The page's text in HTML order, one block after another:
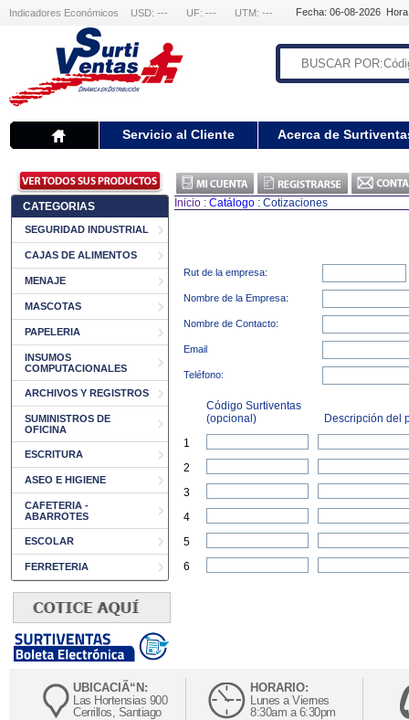
Indicadores Económicos USD: --- UF: --- UTM: --- Fecha: 06-08-2026
Servicio al Cliente Acerca de
CATEGORIAS
SEGURIDAD INDUSTRIAL
CAJAS DE ALIMENTOS
MENAJE
MASCOTAS
PAPELERIA
INSUMOS
COMPUTACIONALES
ARCHIVOS Y REGISTROS
SUMINISTROS DE
OFICINA
ESCRITURA
ASEO E HIGIENE
CAFETERIA -
ABARROTES
ESCOLAR
FERRETERIA
Inicio : Catálogo : Cotizaciones
Rut de la empresa:
Nombre de la Empresa:
Nombre de Contacto:
Email
Teléfono:
Código Surtiventas
(opcional)
Descripción del
1
2
3
4
5
6
UBICACIÃ“N:
Las Hortensias 900
Cerrillos, Santiago
HORARIO:
Lunes a Viernes
8:30am a 6:30pm